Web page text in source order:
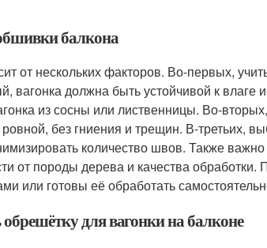
балкона
от нескольких факторов. Во-первых,
вагонка должна быть устойчивой к влаге
из сосны или лиственницы. Во-
без гниения и трещин. В-третьих,
количество швов. Также
от породы дерева и качества обработки.
или готовы её обработать
для вагонки на балконе